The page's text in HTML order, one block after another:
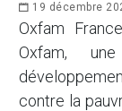
19 décembre
Oxfam
Oxfam,
contre la